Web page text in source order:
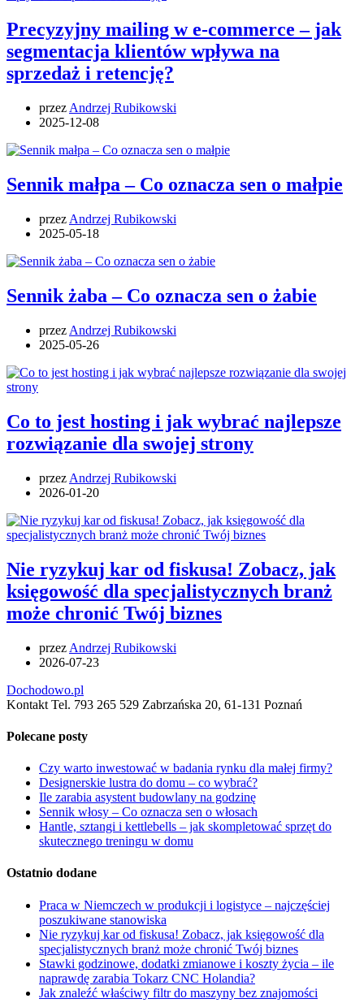
Precyzyjny mailing w e-commerce – jak
segmentacja klientów wpływa na
sprzedaż i retencję?
przez Andrzej Rubikowski
2025-12-08
Sennik małpa – Co oznacza sen o małpie
przez Andrzej Rubikowski
2025-05-18
Sennik żaba – Co oznacza sen o żabie
przez Andrzej Rubikowski
2025-05-26
Co to jest hosting i jak wybrać najlepsze
rozwiązanie dla swojej strony
przez Andrzej Rubikowski
2026-01-20
Nie ryzykuj kar od fiskusa! Zobacz, jak
księgowość dla specjalistycznych branż
może chronić Twój biznes
przez Andrzej Rubikowski
2026-07-23
Dochodowo.pl
Kontakt Tel. 793 265 529 Zabrzańska 20, 61-131 Poznań
Polecane posty
Czy warto inwestować w badania rynku dla małej firmy?
Designerskie lustra do domu – co wybrać?
Ile zarabia asystent budowlany na godzinę
Sennik włosy – Co oznacza sen o włosach
Hantle, sztangi i kettlebells – jak skompletować sprzęt do
skutecznego treningu w domu
Ostatnio dodane
Praca w Niemczech w produkcji i logistyce – najczęściej
poszukiwane stanowiska
Nie ryzykuj kar od fiskusa! Zobacz, jak księgowość dla
specjalistycznych branż może chronić Twój biznes
Stawki godzinowe, dodatki zmianowe i koszty życia – ile
naprawdę zarabia Tokarz CNC Holandia?
Jak znaleźć właściwy filtr do maszyny bez znajomości